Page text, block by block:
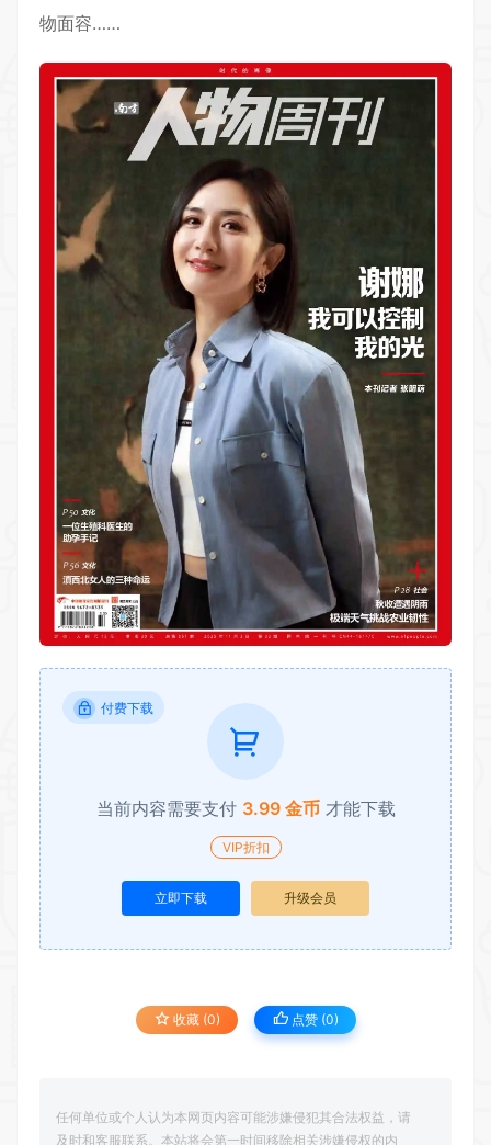
物面容……
付费下载
当前内容需要支付 3.99 金币 才能下载
VIP折扣
立即下载 升级会员
收藏 (0) 点赞 (0)
任何单位或个人认为本网页内容可能涉嫌侵犯其合法权益，请
及时和客服联系。本站将会第一时间移除相关涉嫌侵权的内